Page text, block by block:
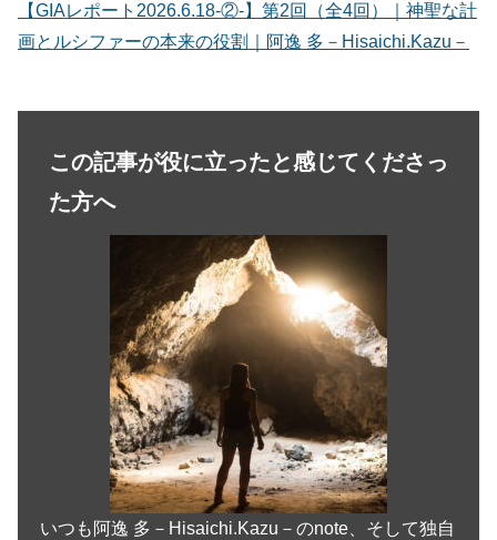
【GIAレポート2026.6.18-②-】第2回（全4回）｜神聖な計
画とルシファーの本来の役割｜阿逸 多－Hisaichi.Kazu－
この記事が役に立ったと感じてくださっ
た方へ
いつも阿逸 多－Hisaichi.Kazu－のnote、そして独自